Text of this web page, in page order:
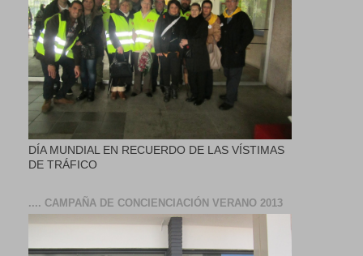
DÍA MUNDIAL EN RECUERDO DE LAS VÍSTIMAS
DE TRÁFICO
.... CAMPAÑA DE CONCIENCIACIÓN VERANO 2013